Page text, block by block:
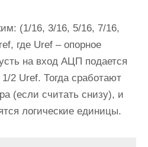
(1/16, 3/16, 5/16, 7/16,
где Uref – опорное
на вход АЦП подается
2 Uref. Тогда сработают
(если считать снизу), и
логические единицы.